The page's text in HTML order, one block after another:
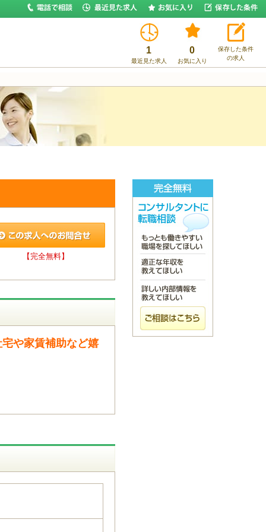
1
最近見た求人
0
お気に入り
保存した条件
の求人
【完全無料】
や家賃補助など嬉